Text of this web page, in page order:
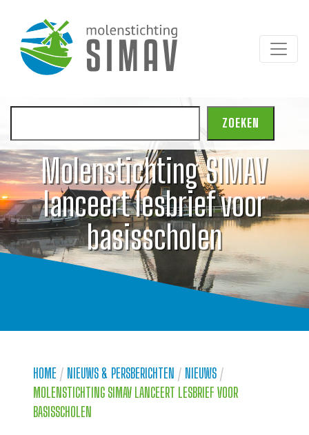
ZOEKEN
Molenstichting SIMAV
lanceert lesbrief voor
basisscholen
HOME / NIEUWS & PERSBERICHTEN / NIEUWS /
MOLENSTICHTING SIMAV LANCEERT LESBRIEF VOOR
BASISSCHOLEN